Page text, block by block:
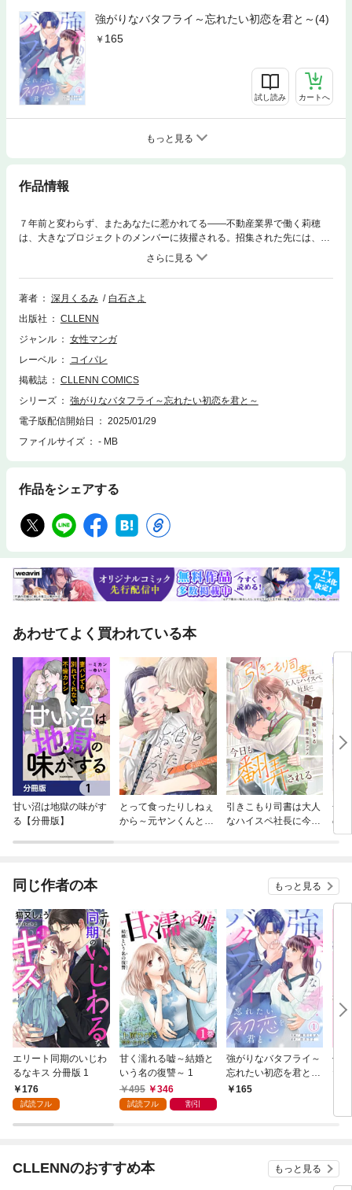
強がりなバタフライ～忘れたい初恋を君と～(4)
165
試し読み カートへ
もっと見る
作品情報
７年前と変わらず、またあなたに惹かれてる――不動産業界で働く莉穂
は、大きなプロジェクトのメンバーに抜擢される。招集された先には、幼
なじみの遼太郎がいた。彼は姉の恋人で、叶わなかった私の初恋の相手。
あのころと変わらず接してくる遼太郎に、莉穂は再び惹かれてしまう。で
も遼太郎は姉の恋人…そんな彼への想いを懸命に胸の奥にしまい込もうと
する莉穂は知る由もなかった。実は遼太郎と姉の関係には秘密があったこ
本作品は小説投稿サイト「エブリスタ」で掲載している「強がりなバタフ
ライ」のコミカライズです。
著者 深月くるみ
白石さよ
出版社
CLLENN
ジャンル
女性マンガ
レーベル
コイパレ
掲載誌
CLLENN COMICS
シリーズ
強がりなバタフライ～忘れたい初恋を君と～
電子版配信開始日
2025/01/29
ファイルサイズ
- MB
作品をシェアする
あわせてよく買われている本
甘い沼は地獄の味がす
る【分冊版】
とって食ったりしねぇ
から～元ヤンくんとの
引きこもり司書は大人
なハイスペ社長に今日
金
の
同じ作者の本 もっと見る
エリート同期のいじわ
るなキス 分冊版 1
176
試読フル
甘く濡れる嘘～結婚と
いう名の復讐～ 1
495
346
試読フル 割引
強がりなバタフライ～
忘れたい初恋を君と～
(1)165
仁
た
CLLENNのおすすめ本 もっと見る